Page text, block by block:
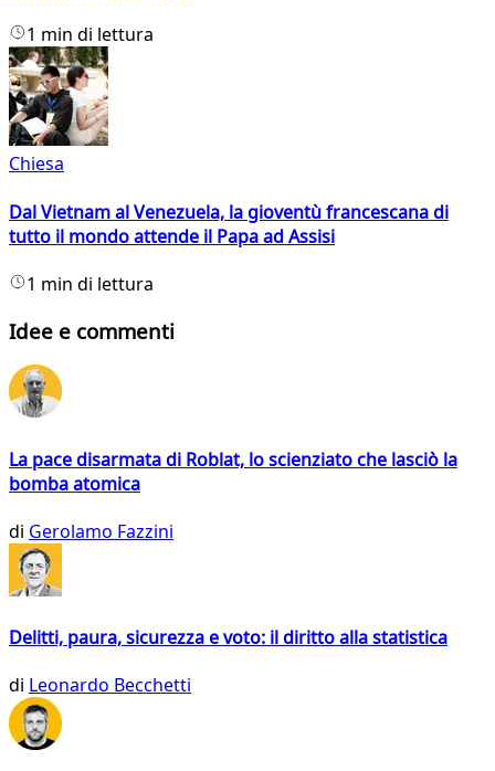
1 min di lettura
Chiesa
Dal Vietnam al Venezuela, la gioventù francescana di
tutto il mondo attende il Papa ad Assisi
1 min di lettura
Idee e commenti
La pace disarmata di Roblat, lo scienziato che lasciò la
bomba atomica
di Gerolamo Fazzini
Delitti, paura, sicurezza e voto: il diritto alla statistica
di Leonardo Becchetti